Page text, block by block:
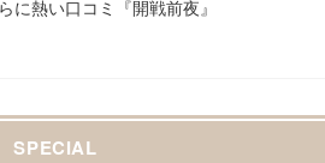
に熱い口コミ『開戦前夜』
SPECIAL